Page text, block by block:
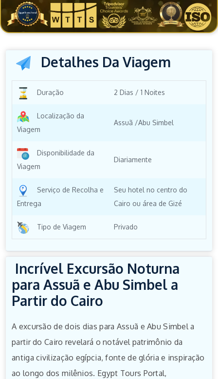
Detalhes Da Viagem
Duração 2 Dias / 1 Noites
Localização da
Viagem
Assuã /Abu Simbel
Disponibilidade da
Viagem
Diariamente
Serviço de Recolha e
Entrega
Seu hotel no centro do
Cairo ou área de Gizé
Tipo de Viagem Privado
Incrível Excursão Noturna
para Assuã e Abu Simbel a
Partir do Cairo
A excursão de dois dias para Assuã e Abu Simbel a
partir do Cairo revelará o notável patrimônio da
antiga civilização egípcia, fonte de glória e inspiração
ao longo dos milênios. Egypt Tours Portal,